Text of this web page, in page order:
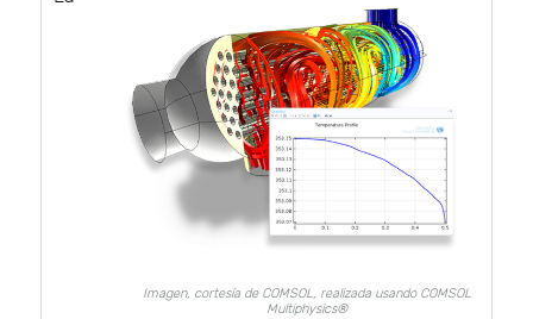
Imagen, cortesía de COMSOL, realizada usando COMSOL
Multiphysics®